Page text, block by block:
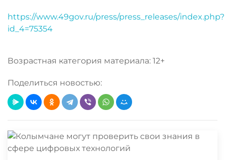
https://www.49gov.ru/press/press_releases/index.php?
id_4=75354
Возрастная категория материала: 12+
Поделиться новостью: